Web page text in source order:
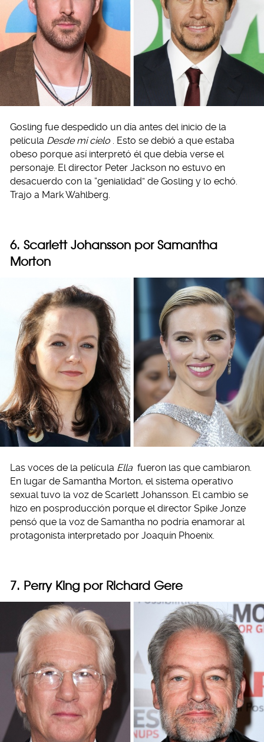
Gosling fue despedido un día antes del inicio de la
película Desde mi cielo
. Esto se debió a que estaba
obeso porque así interpretó él que debía verse el
personaje. El director Peter Jackson no estuvo en
desacuerdo con la “genialidad” de Gosling y lo echó.
Trajo a Mark Wahlberg.
6. Scarlett Johansson por Samantha
Morton
Las voces de la película Ella fueron las que cambiaron.
En lugar de Samantha Morton, el sistema operativo
sexual tuvo la voz de Scarlett Johansson. El cambio se
hizo en posproducción porque el director Spike Jonze
pensó que la voz de Samantha no podría enamorar al
protagonista interpretado por Joaquín Phoenix.
7. Perry King por Richard Gere